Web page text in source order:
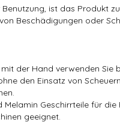
ist das Produkt
Beschädigungen oder
der Hand verwenden Sie
den Einsatz von
Melamin Geschirrteile für die
geeignet.